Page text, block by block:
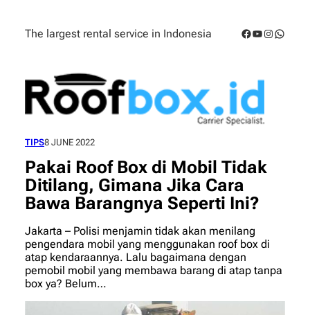
content
The largest rental service in Indonesia Facebook
YouTube
TIPS8 JUNE 2022
Pakai Roof Box di Mobil Tidak
Ditilang, Gimana Jika Cara
Bawa Barangnya Seperti Ini?
Jakarta – Polisi menjamin tidak akan menilang
pengendara mobil yang menggunakan roof box di
atap kendaraannya. Lalu bagaimana dengan
pemobil mobil yang membawa barang di atap tanpa
box ya? Belum…